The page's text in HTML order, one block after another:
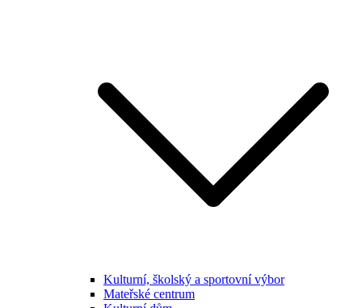
Kulturní, školský a sportovní výbor
Mateřské centrum